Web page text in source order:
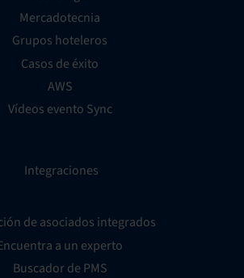
Mercadotecnia
Grupos hoteleros
Casos de éxito
AWS
Vídeos evento Sync
Integraciones
de asociados integrados
a un experto
Buscador de PMS